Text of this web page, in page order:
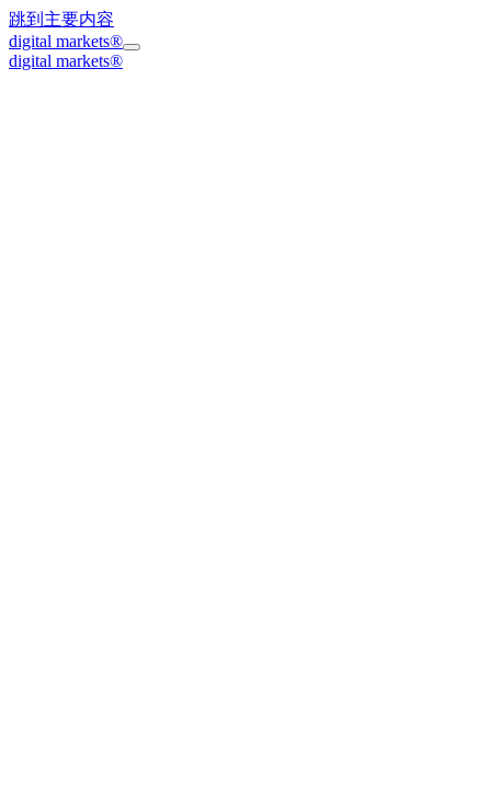
跳到主要内容
digital markets®
digital markets®